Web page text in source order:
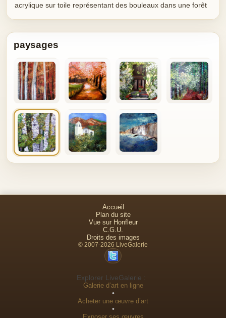
acrylique sur toile représentant des bouleaux dans une forêt
paysages
Accueil
Plan du site
Vue sur Honfleur
C.G.U.
Droits des images
© 2007-2026 LiveGalerie
Explorer LiveGalerie :
Galerie d’art en ligne
•
Acheter une œuvre d’art
•